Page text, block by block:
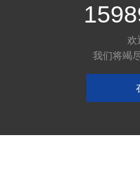
欢
我们将竭